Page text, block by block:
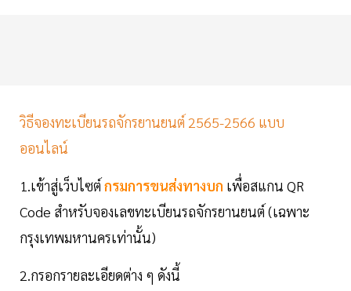
วิธีจองทะเบียนรถจักรยานยนต์ 2565-2566 แบบ
ออนไลน์
1.เข้าสู่เว็บไซต์ กรมการขนส่งทางบก เพื่อสแกน QR
Code สำหรับจองเลขทะเบียนรถจักรยานยนต์ (เฉพาะ
กรุงเทพมหานครเท่านั้น)
2.กรอกรายละเอียดต่าง ๆ ดังนี้